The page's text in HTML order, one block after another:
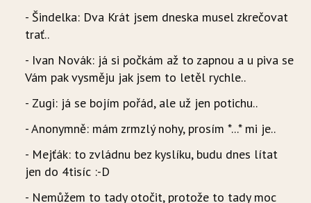
- Šindelka: Dva Krát jsem dneska musel zkrečovat
trať..
- Ivan Novák: já si počkám až to zapnou a u piva se
Vám pak vysměju jak jsem to letěl rychle..
- Zugi: já se bojím pořád, ale už jen potichu..
- Anonymně: mám zrmzlý nohy, prosím *...* mi je..
- Mejťák: to zvládnu bez kyslíku, budu dnes lítat
jen do 4tisíc :-D
- Nemůžem to tady otočit, protože to tady moc